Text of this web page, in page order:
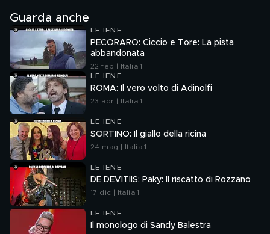
alla Iena Mitch che le ha organizzato uno scherzo
cattivissimo. Si troverà in sala di registrazione per la sua
nuova hit ma dovrà fare i conti con critiche molto dure, che
la faranno infuriare!
Guarda anche
LE IENE
PECORARO: Ciccio e Tore: La pista
abbandonata
22 feb | Italia 1
LE IENE
ROMA: Il vero volto di Adinolfi
23 apr | Italia 1
LE IENE
SORTINO: Il giallo della ricina
24 mag | Italia 1
LE IENE
DE DEVITIIS: Paky: Il riscatto di Rozzano
17 dic | Italia 1
LE IENE
Il monologo di Sandy Balestra